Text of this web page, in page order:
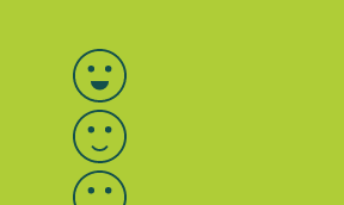
Bewertung auswählen